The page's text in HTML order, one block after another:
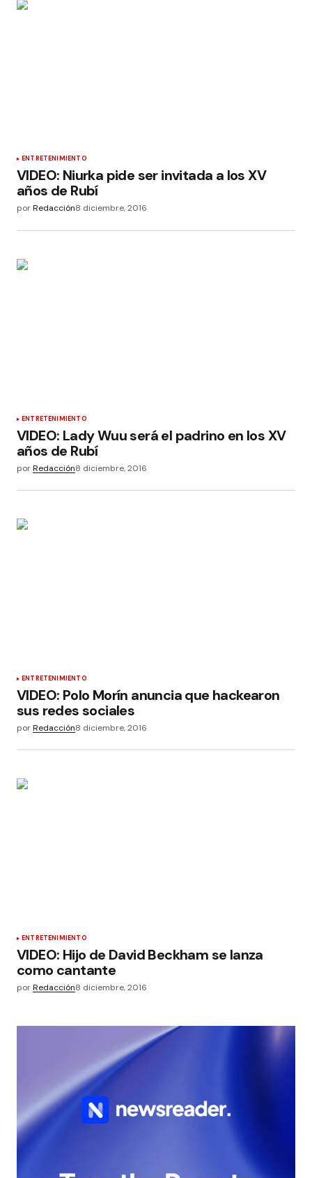
ENTRETENIMIENTO
VIDEO: Niurka pide ser invitada a los XV
años de Rubí
porRedacción8 diciembre, 2016
ENTRETENIMIENTO
VIDEO: Lady Wuu será el padrino en los XV
años de Rubí
porRedacción8 diciembre, 2016
ENTRETENIMIENTO
VIDEO: Polo Morín anuncia que hackearon
sus redes sociales
porRedacción8 diciembre, 2016
ENTRETENIMIENTO
VIDEO: Hijo de David Beckham se lanza
como cantante
porRedacción8 diciembre, 2016